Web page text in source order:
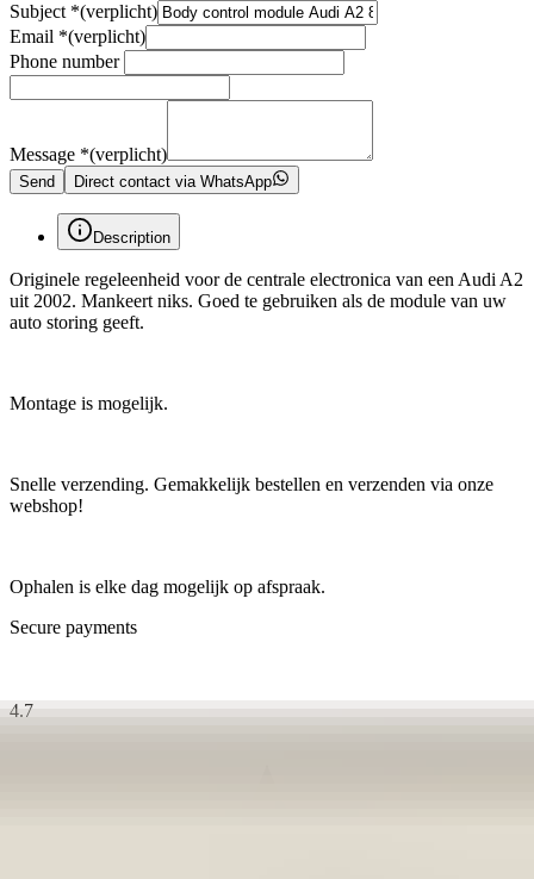
Subject *(verplicht)
Email *(verplicht)
Phone number
Message *(verplicht)
Send Direct contact via WhatsApp
Description
Originele regeleenheid voor de centrale electronica van een Audi A2
uit 2002. Mankeert niks. Goed te gebruiken als de module van uw
auto storing geeft.
Montage is mogelijk.
Snelle verzending. Gemakkelijk bestellen en verzenden via onze
webshop!
Ophalen is elke dag mogelijk op afspraak.
Secure payments
4.7